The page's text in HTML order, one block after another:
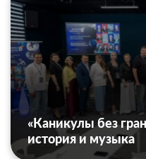
«Каникулы без
история и музыка